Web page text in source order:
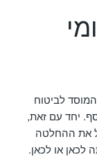
לביטוח
יחד עם זאת,
את ההחלטה
לכאן או לכאן.